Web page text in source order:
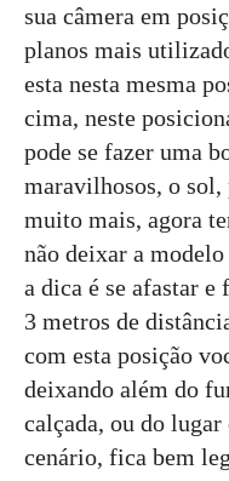
sua câmera em
planos mais
esta nesta mesma
cima, neste
pode se fazer uma
maravilhosos, o sol,
muito mais, agora
não deixar a
a dica é se afastar
3 metros de
com esta posição
deixando além do
calçada, ou do
cenário, fica bem